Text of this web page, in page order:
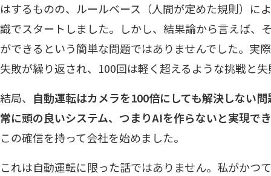
はするものの、ルールベース（人間が定めた規則）に
識でスタートしました。しかし、結果論から言えば、
ができるという簡単な問題ではありませんでした。実
失敗が繰り返され、100回は軽く超えるような挑戦と
結局、 自動運転はカメラを100倍にしても解決しない
常に頭の良いシステム、つまりAIを作らないと実現で
この確信を持って会社を始めました。
これは自動運転に限った話ではありません。私がかつ